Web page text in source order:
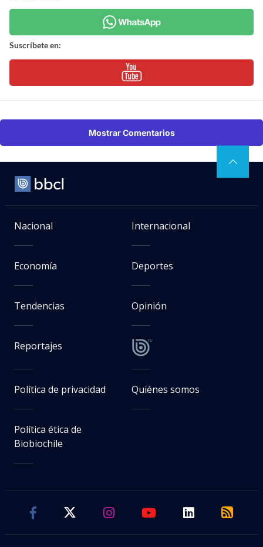
Suscríbete en:
Mostrar Comentarios
Nacional Internacional
Economía Deportes
Tendencias Opinión
Reportajes
Política de privacidad Quiénes somos
Política ética de
Biobiochile